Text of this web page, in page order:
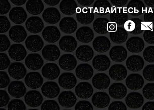
ОСТАВАЙТЕСЬ НА